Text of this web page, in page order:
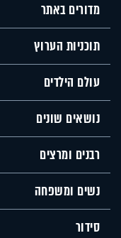
מדורים באתר
תוכניות הערוץ
עולם הילדים
נושאים שונים
רבנים ומרצים
נשים ומשפחה
סידור